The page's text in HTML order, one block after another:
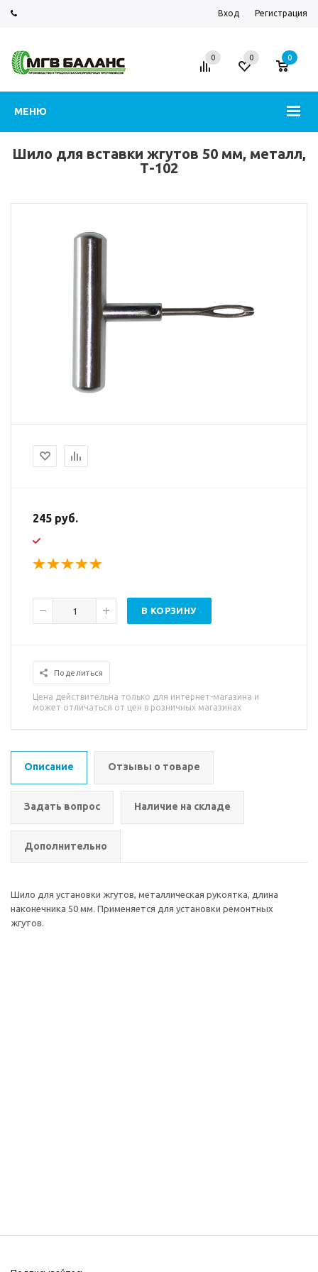
Вход Регистрация
МЕНЮ
0 0 0
Шило для вставки жгутов 50 мм, металл,
Т-102
245 руб.
В КОРЗИНУ
Поделиться
Цена действительна только для интернет-магазина и
может отличаться от цен в розничных магазинах
Описание Отзывы о товаре
Задать вопрос Наличие на складе
Дополнительно
Шило для установки жгутов, металлическая рукоятка, длина
наконечника 50 мм. Применяется для установки ремонтных
жгутов.